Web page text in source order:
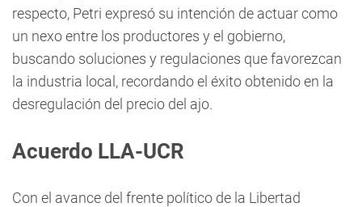
respecto, Petri expresó su intención de actuar como
un nexo entre los productores y el gobierno,
buscando soluciones y regulaciones que favorezcan
la industria local, recordando el éxito obtenido en la
desregulación del precio del ajo.
Acuerdo LLA-UCR
Con el avance del frente político de la Libertad